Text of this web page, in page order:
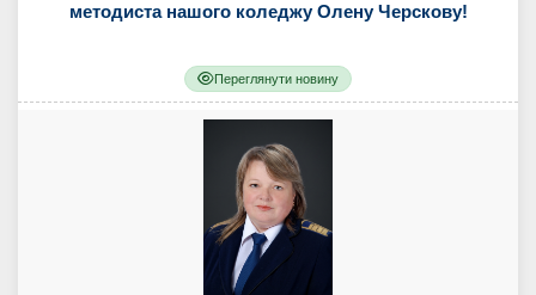
методиста нашого коледжу Олену Черскову!
Переглянути новину